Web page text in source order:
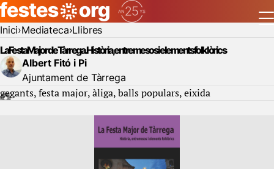
Inici Mediateca Llibres
La Festa Major de Tàrrega. Història, entremesos i elements folklòrics
Albert Fitó i Pi
Ajuntament de Tàrrega
gegants festa major àliga balls populars eixida